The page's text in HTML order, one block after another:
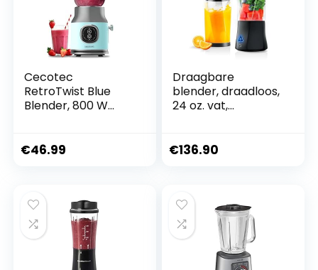
Cecotec
RetroTwist Blue
Blender, 800 W
functie, 4-
1 l, vintage design in
blauw
€46.99
Draagbare
blender, draadloos,
24 oz. vat,
shakes en
oplaadbaar en
zelfreinigend –
reisblender met 6
scherpe messen,
€136.90